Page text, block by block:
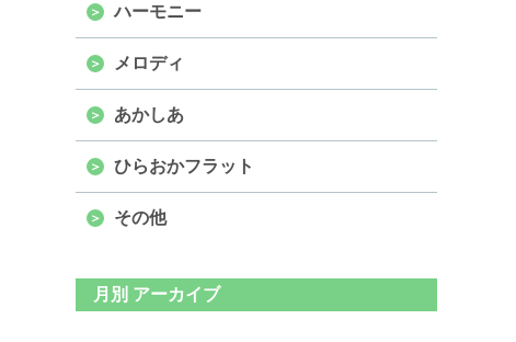
ハーモニー
メロディ
あかしあ
ひらおかフラット
その他
月別 アーカイブ